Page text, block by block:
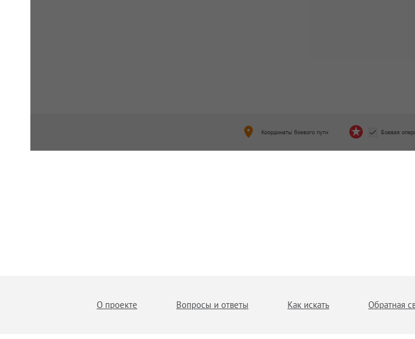
Координаты боевого пути Боевая
О проекте Вопросы и ответы Как искать Обратная